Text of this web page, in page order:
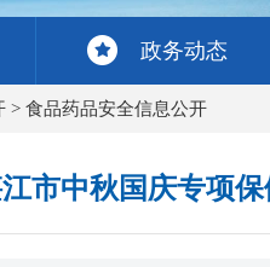
政务动态
> 食品药品安全信息公开
江市中秋国庆专项